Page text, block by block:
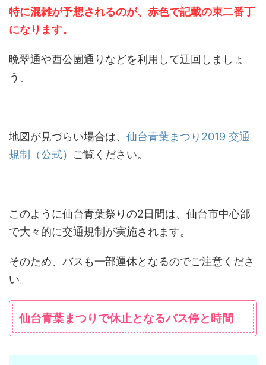
特に混雑が予想されるのが、赤色で記載の東二番丁
になります。
晩翠通や西公園通りなどを利用して迂回しましょ
う。
地図が見づらい場合は、 仙台青葉まつり2019 交通
規制（公式） ご覧ください。
このように仙台青葉祭りの2日間は、仙台市中心部
で大々的に交通規制が実施されます。
そのため、バスも一部運休となるのでご注意くださ
い。
仙台青葉まつりで休止となるバス停と時間